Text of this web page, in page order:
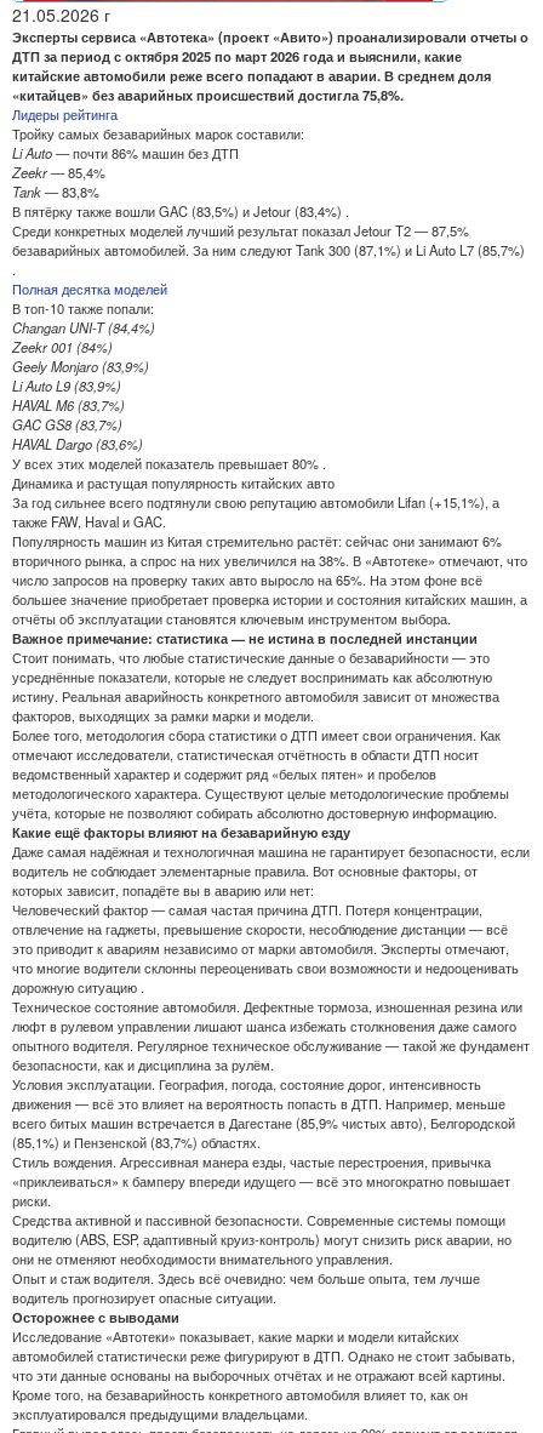
21.05.2026 г
Эксперты сервиса «Автотека» (проект «Авито») проанализировали отчеты о
ДТП за период с октября 2025 по март 2026 года и выяснили, какие
китайские автомобили реже всего попадают в аварии. В среднем доля
«китайцев» без аварийных происшествий достигла 75,8%.
Лидеры рейтинга
Тройку самых безаварийных марок составили:
Li Auto— почти 86% машин без ДТП
Zeekr— 85,4%
Tank— 83,8%
В пятёрку также вошли GAC (83,5%) и Jetour (83,4%) .
Среди конкретных моделей лучший результат показал Jetour T2 — 87,5%
безаварийных автомобилей. За ним следуют Tank 300 (87,1%) и Li Auto L7 (85,7%)
.
Полная десятка моделей
В топ-10 также попали:
Changan UNI-T (84,4%)
Zeekr 001 (84%)
Geely Monjaro (83,9%)
Li Auto L9 (83,9%)
HAVAL M6 (83,7%)
GAC GS8 (83,7%)
HAVAL Dargo (83,6%)
У всех этих моделей показатель превышает 80% .
Динамика и растущая популярность китайских авто
За год сильнее всего подтянули свою репутацию автомобили Lifan (+15,1%), а
также FAW, Haval и GAC.
Популярность машин из Китая стремительно растёт: сейчас они занимают 6%
вторичного рынка, а спрос на них увеличился на 38%. В «Автотеке» отмечают, что
число запросов на проверку таких авто выросло на 65%. На этом фоне всё
большее значение приобретает проверка истории и состояния китайских машин, а
отчёты об эксплуатации становятся ключевым инструментом выбора.
Важное примечание: статистика — не истина в последней инстанции
Стоит понимать, что любые статистические данные о безаварийности — это
усреднённые показатели, которые не следует воспринимать как абсолютную
истину. Реальная аварийность конкретного автомобиля зависит от множества
факторов, выходящих за рамки марки и модели.
Более того, методология сбора статистики о ДТП имеет свои ограничения. Как
отмечают исследователи, статистическая отчётность в области ДТП носит
ведомственный характер и содержит ряд «белых пятен» и пробелов
методологического характера. Существуют целые методологические проблемы
учёта, которые не позволяют собирать абсолютно достоверную информацию.
Какие ещё факторы влияют на безаварийную езду
Даже самая надёжная и технологичная машина не гарантирует безопасности, если
водитель не соблюдает элементарные правила. Вот основные факторы, от
которых зависит, попадёте вы в аварию или нет:
Человеческий фактор — самая частая причина ДТП. Потеря концентрации,
отвлечение на гаджеты, превышение скорости, несоблюдение дистанции — всё
это приводит к авариям независимо от марки автомобиля. Эксперты отмечают,
что многие водители склонны переоценивать свои возможности и недооценивать
дорожную ситуацию .
Техническое состояние автомобиля. Дефектные тормоза, изношенная резина или
люфт в рулевом управлении лишают шанса избежать столкновения даже самого
опытного водителя. Регулярное техническое обслуживание — такой же фундамент
безопасности, как и дисциплина за рулём.
Условия эксплуатации. География, погода, состояние дорог, интенсивность
движения — всё это влияет на вероятность попасть в ДТП. Например, меньше
всего битых машин встречается в Дагестане (85,9% чистых авто), Белгородской
(85,1%) и Пензенской (83,7%) областях.
Стиль вождения. Агрессивная манера езды, частые перестроения, привычка
«приклеиваться» к бамперу впереди идущего — всё это многократно повышает
риски.
Средства активной и пассивной безопасности. Современные системы помощи
водителю (ABS, ESP, адаптивный круиз-контроль) могут снизить риск аварии, но
они не отменяют необходимости внимательного управления.
Опыт и стаж водителя. Здесь всё очевидно: чем больше опыта, тем лучше
водитель прогнозирует опасные ситуации.
Осторожнее с выводами
Исследование «Автотеки» показывает, какие марки и модели китайских
автомобилей статистически реже фигурируют в ДТП. Однако не стоит забывать,
что эти данные основаны на выборочных отчётах и не отражают всей картины.
Кроме того, на безаварийность конкретного автомобиля влияет то, как он
эксплуатировался предыдущими владельцами.